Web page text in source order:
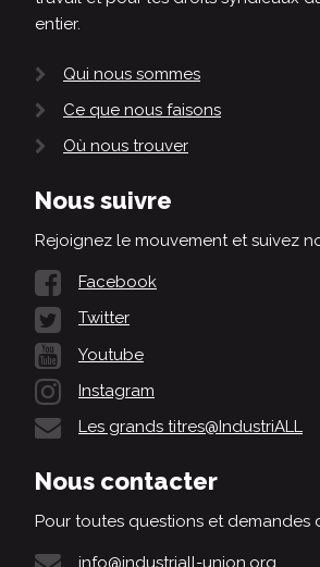
entier.
Qui nous sommes
Ce que nous faisons
Où nous trouver
Nous suivre
Rejoignez le mouvement et suivez
Facebook
Twitter
Youtube
Instagram
Les grands titres@IndustriALL
Nous contacter
Pour toutes questions et demandes
info@industriall-union.org